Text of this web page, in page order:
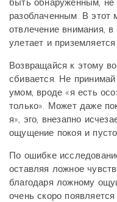
быть обнаруженным,
разоблаченным. В этот
отвлечение внимания, в
улетает и
Возвращайся к этому
сбивается. Не
умом, вроде «я есть
только». Может даже
я», эго, внезапно
ощущение покоя и
По ошибке
оставляя ложное
благодаря ложному
очень скоро появляется